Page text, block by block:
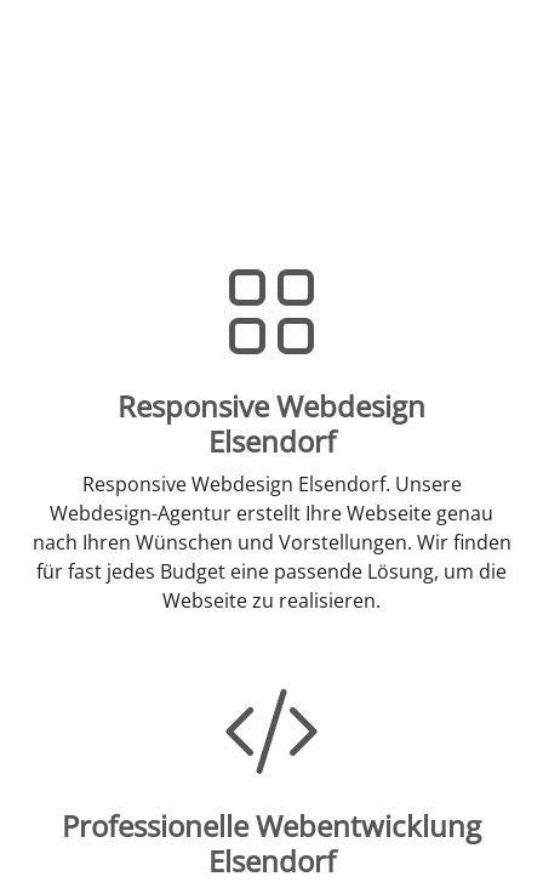
Responsive Webdesign
Elsendorf
Responsive Webdesign Elsendorf. Unsere
Webdesign-Agentur erstellt Ihre Webseite genau
nach Ihren Wünschen und Vorstellungen. Wir finden
für fast jedes Budget eine passende Lösung, um die
Webseite zu realisieren.
Professionelle Webentwicklung
Elsendorf